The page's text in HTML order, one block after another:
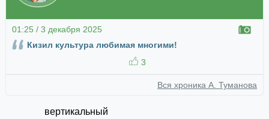
01:25 / 3 декабря 2025
Кизил культура любимая многими!
3
Вся хроника А. Туманова
вертикальный